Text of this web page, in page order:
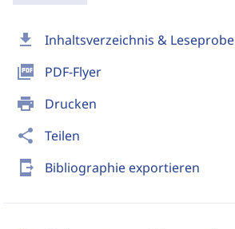
download Inhaltsverzeichnis & Leseprobe
picture_as_pdf PDF-Flyer
print Drucken
share Teilen
send_to_mobile Bibliographie exportieren